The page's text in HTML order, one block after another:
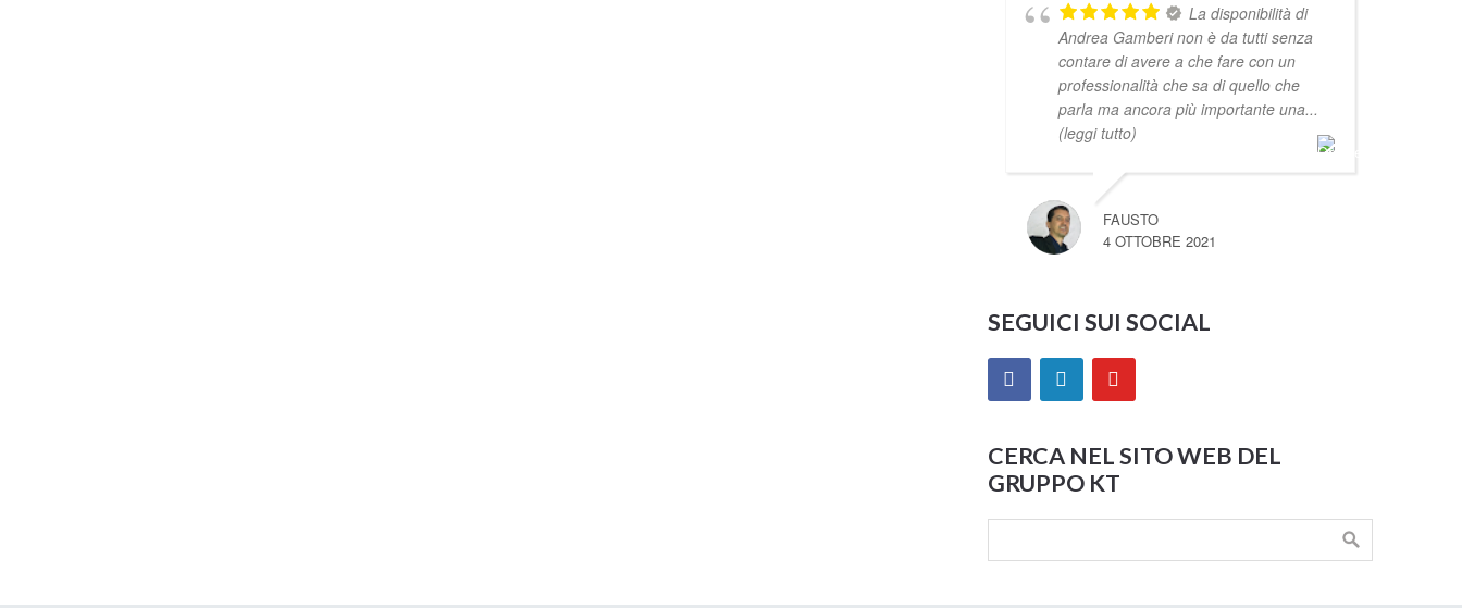
La disponibilità di
Andrea Gamberi non è da tutti senza
contare di avere a che fare con un
professionalità che sa di quello che
parla ma ancora più importante una...
(leggi tutto)
FAUSTO
4 OTTOBRE 2021
SEGUICI SUI SOCIAL
CERCA NEL SITO WEB DEL
GRUPPO KT